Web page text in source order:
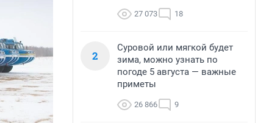
27 073 18
2
Суровой или мягкой будет
зима, можно узнать по
погоде 5 августа — важные
приметы
26 866 9